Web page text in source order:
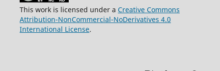
This work is licensed under a Creative Commons
Attribution-NonCommercial-NoDerivatives 4.0
International License.